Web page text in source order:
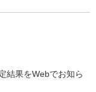
結果をWebでお知ら